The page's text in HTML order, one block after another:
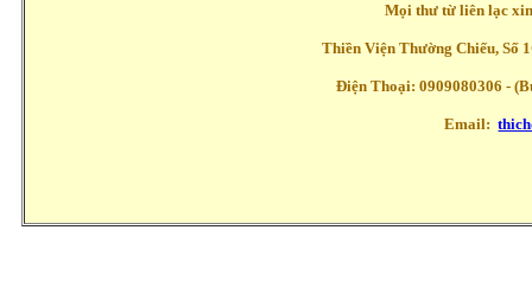
Mọi thư từ liên lạc
Thiền Viện Thường Chiếu, Số
Điện Thoại: 0909080306 -
Email: